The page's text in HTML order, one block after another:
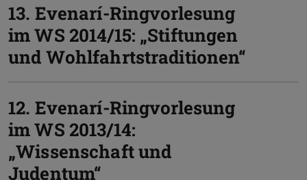
13. Evenarí-Ringvorlesung
im WS 2014/15: „Stiftungen
und Wohlfahrtstraditionen“
12. Evenarí-Ringvorlesung
im WS 2013/14:
„Wissenschaft und
Judentum“